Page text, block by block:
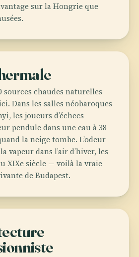
sur la Hongrie que
sources chaudes naturelles
Dans les salles néobaroques
les joueurs d’échecs
pendule dans une eau à 38
la neige tombe. L’odeur
vapeur dans l’air d’hiver, les
XIXe siècle — voilà la vraie
de Budapest.